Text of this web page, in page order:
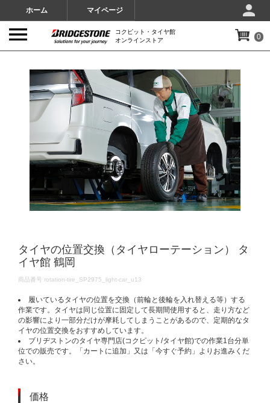
ホーム マイページ
コクピット・タイヤ館
オンラインストア
0
タイヤの位置交換（タイヤローテーション） タ
イヤ館 鶴岡
DETAILS
商品番号 rotation-tire_SP2975_light-car_u13
履いているタイヤの位置を交換（前輪と後輪を入れ替える等）する
作業です。タイヤは同じ位置に固定して長期間使用すると、走り方など
の影響により一部分だけが摩耗してしまうことがあるので、定期的なタ
イヤの位置交換をおすすめしています。
ブリヂストンのタイヤ専門店(コクピット/タイヤ館)での作業1台分単
位での販売です。「カートに追加」又は「今すぐ予約」よりお進みくだ
さい。
価格